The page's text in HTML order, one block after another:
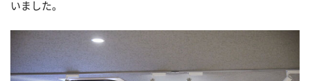
いました。